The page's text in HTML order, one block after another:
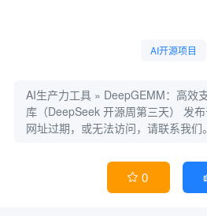
AI开源项目
AI生产力工具 » DeepGEMM：高效
库（DeepSeek 开源周第三天）
发
网址过期，或无法访问，请联系我们。
 0